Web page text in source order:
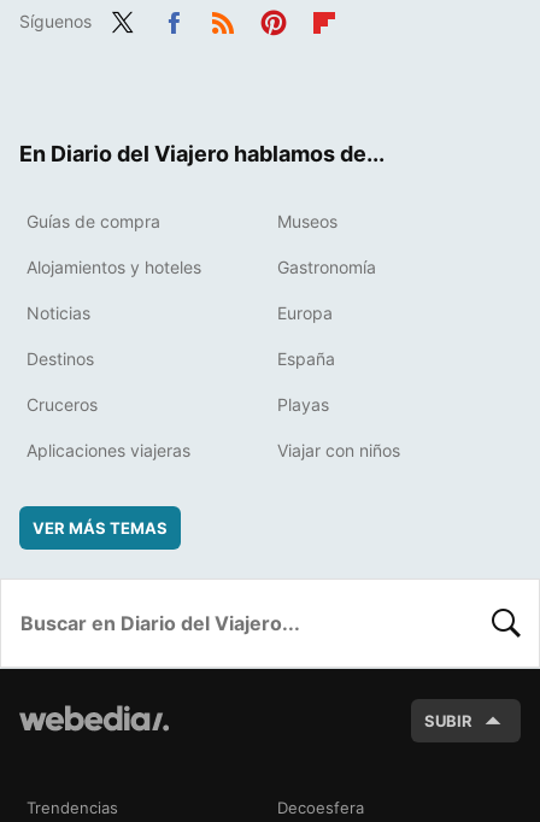
Síguenos
En Diario del Viajero hablamos de...
Guías de compra Museos
Alojamientos y hoteles Gastronomía
Noticias Europa
Destinos España
Cruceros Playas
Aplicaciones viajeras Viajar con niños
VER MÁS TEMAS
SUBIR
Trendencias Decoesfera